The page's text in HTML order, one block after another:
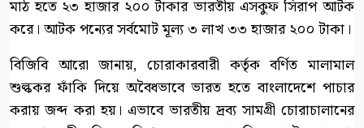
মাঠ হতে ২৩ হাজার ২০০ টাকার ভারতীয় এসকুফ সিরাপ আটক
করে। আটক পন্যের সর্বমোট মূল্য ৩ লাখ ৩৩ হাজার ২০০ টাকা।
বিজিবি আরো জানায়, চোরাকারবারী কর্তৃক বর্ণিত মালামাল
শুল্ককর ফাঁকি দিয়ে অবৈধভাবে ভারত হতে বাংলাদেশে পাচার
করায় জব্দ করা হয়। এভাবে ভারতীয় দ্রব্য সামগ্রী চোরাচালানের